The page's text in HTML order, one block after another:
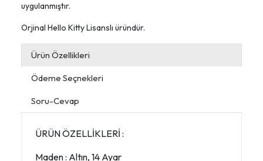
uygulanmıştır.
Orjinal Hello Kitty Lisanslı üründür.
Ürün Özellikleri
Ödeme Seçnekleri
Soru-Cevap
ÜRÜN ÖZELLİKLERİ :
Maden : Altın, 14 Ayar